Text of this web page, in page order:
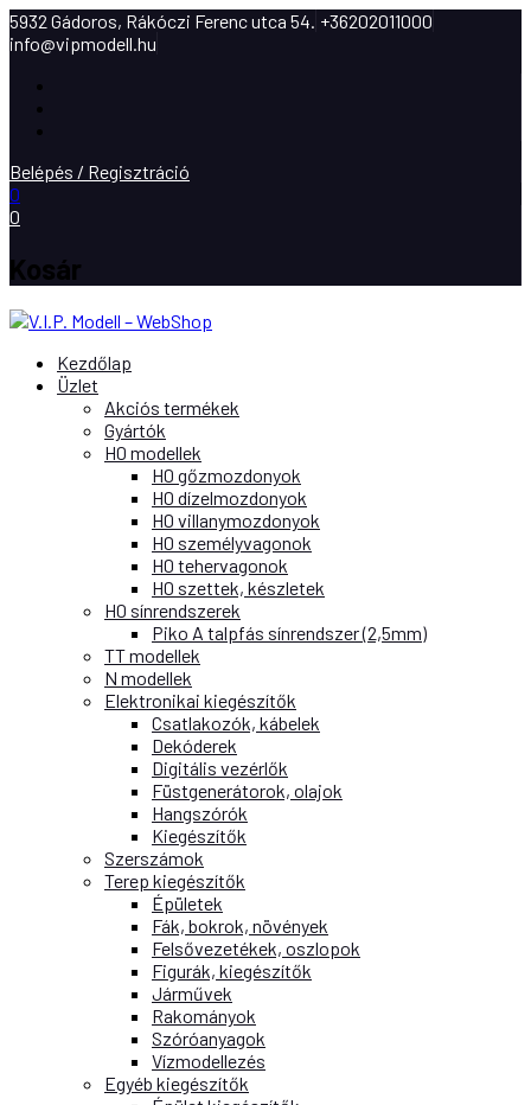
5932 Gádoros, Rákóczi Ferenc utca 54. +36202011000
info@vipmodell.hu
Belépés / Regisztráció
0
0
Kosár
Kezdőlap
Üzlet
Akciós termékek
Gyártók
H0 modellek
H0 gőzmozdonyok
H0 dízelmozdonyok
H0 villanymozdonyok
H0 személyvagonok
H0 tehervagonok
H0 szettek, készletek
H0 sínrendszerek
Piko A talpfás sínrendszer (2,5mm)
TT modellek
N modellek
Elektronikai kiegészítők
Csatlakozók, kábelek
Dekóderek
Digitális vezérlők
Füstgenerátorok, olajok
Hangszórók
Kiegészítők
Szerszámok
Terep kiegészítők
Épületek
Fák, bokrok, növények
Felsővezetékek, oszlopok
Figurák, kiegészítők
Járművek
Rakományok
Szóróanyagok
Vízmodellezés
Egyéb kiegészítők